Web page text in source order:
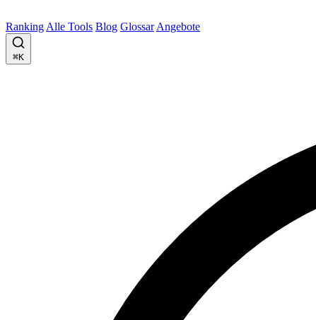
Ranking Alle Tools Blog Glossar Angebote
⌘K